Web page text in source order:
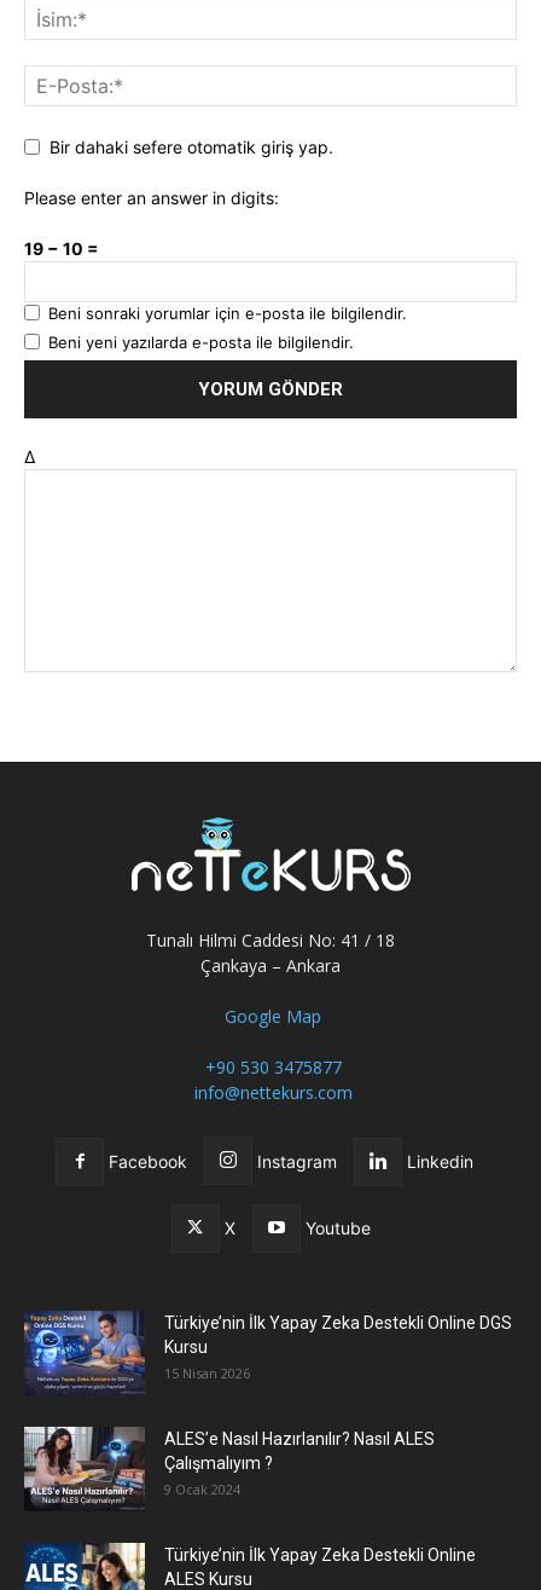
Bir dahaki sefere otomatik giriş yap.
Please enter an answer in digits:
19 − 10 =
Beni sonraki yorumlar için e-posta ile bilgilendir.
Beni yeni yazılarda e-posta ile bilgilendir.
Δ
Tunalı Hilmi Caddesi No: 41 / 18
Çankaya – Ankara
Google Map
+90 530 3475877
info@nettekurs.com
Facebook Instagram Linkedin
X Youtube
Türkiye’nin İlk Yapay Zeka Destekli Online DGS
Kursu
15 Nisan 2026
ALES’e Nasıl Hazırlanılır? Nasıl ALES
Çalışmalıyım ?
9 Ocak 2024
Türkiye’nin İlk Yapay Zeka Destekli Online
ALES Kursu